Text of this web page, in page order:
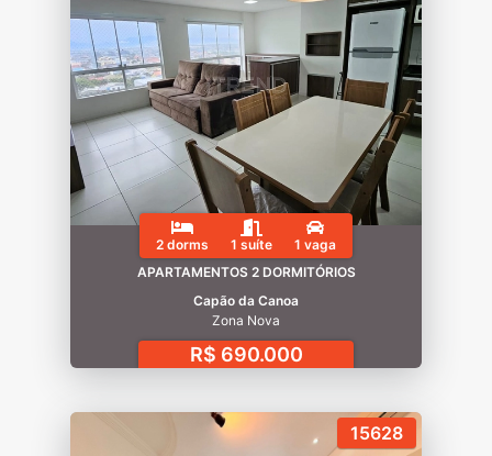
2 dorms 1 suíte
1 vaga
APARTAMENTOS 2 DORMITÓRIOS
Capão da Canoa
Zona Nova
R$ 690.000
15628